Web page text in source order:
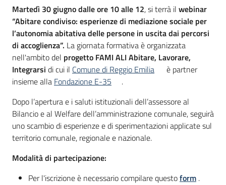
Introduzione
Martedì 30 giugno dalle ore 10 alle 12, si terrà il webinar
“Abitare condiviso: esperienze di mediazione sociale per
l’autonomia abitativa delle persone in uscita dai percorsi
di accoglienza”. La giornata formativa è organizzata
nell'ambito del progetto FAMI ALI Abitare, Lavorare,
Integrarsi di cui il Comune di Reggio Emilia
è partner
insieme alla Fondazione E-35
.
Dopo l’apertura e i saluti istituzionali dell’assessore al
Bilancio e al Welfare dell’amministrazione comunale, seguirà
uno scambio di esperienze e di sperimentazioni applicate sul
territorio comunale, regionale e nazionale.
Modalità di partecipazione:
Per l'iscrizione è necessario compilare questoform .